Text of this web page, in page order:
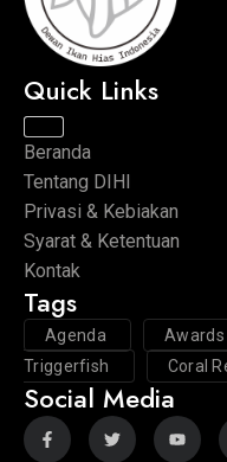
Quick Links
Beranda
Tentang DIHI
Privasi & Kebiakan
Syarat & Ketentuan
Kontak
Tags
Agenda Awards
Triggerfish
Coral
Social Media